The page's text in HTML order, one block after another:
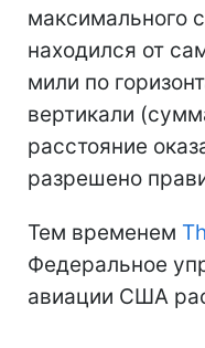
максимального
находился от
мили по
вертикали
расстояние
разрешено
Тем временем
Федеральное
авиации США